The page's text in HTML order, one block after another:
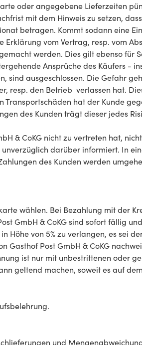
oder angegebene Lieferzeiten
mit dem Hinweis zu setzen,
betragen. Kommt sodann eine
vom Vertrag, resp. vom
werden. Dies gilt ebenso für
Ansprüche des Käufers -
sind ausgeschlossen. Die Gefahr
resp. den Betrieb verlassen hat.
hat der Kunde
des Kunden trägt dieser jedes
& CoKG nicht zu vertreten hat,
darüber informiert. In
des Kunden werden
wählen. Bei Bezahlung mit der
GmbH & CoKG sind sofort fällig
von 5% zu verlangen, es sei
Gasthof Post GmbH & CoKG
ist nur mit unbestrittenen oder
geltend machen, soweit es auf
und